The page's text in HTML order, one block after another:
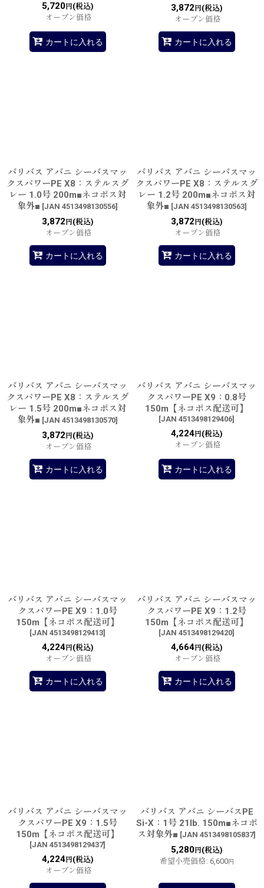
5,720円(税込)
オープン価格
カートに入れる
3,872 円(税込)
オープン価格
カートに入れる
バリバス アバニ シーバスマッ
クスパワーPE X8：ステルスグ
レー 1.0号 200m■ネコポス対
象外■ [JAN 4513498130556]
3,872 円(税込)
オープン価格
カートに入れる
バリバス アバニ シーバスマッ
クスパワーPE X8：ステルスグ
レー 1.2号 200m■ネコポス対
象外■ [JAN 4513498130563]
3,872 円(税込)
オープン価格
カートに入れる
バリバス アバニ シーバスマッ
クスパワーPE X8：ステルスグ
レー 1.5号 200m■ネコポス対
象外■ [JAN 4513498130570]
3,872 円(税込)
オープン価格
カートに入れる
バリバス アバニ シーバスマッ
クスパワーPE X9：0.8号
150m【ネコポス配送可】
[JAN 4513498129406]
4,224円(税込)
オープン価格
カートに入れる
バリバス アバニ シーバスマッ
クスパワーPE X9：1.0号
150m【ネコポス配送可】
[JAN 4513498129413]
4,224円(税込)
オープン価格
カートに入れる
バリバス アバニ シーバスマッ
クスパワーPE X9：1.2号
150m【ネコポス配送可】
[JAN 4513498129420]
4,664円(税込)
オープン価格
カートに入れる
バリバス アバニ シーバスマッ
クスパワーPE X9：1.5号
150m【ネコポス配送可】
[JAN 4513498129437]
4,224円(税込)
オープン価格
バリバス アバニ シーバスPE
Si-X：1号 21lb. 150m■ネコポ
ス対象外■ [JAN 4513498105837]
5,280円(税込)
希望小売価格: 6,600円